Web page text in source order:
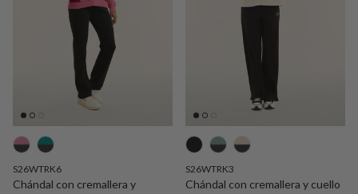
S26WTRK6
Chándal con cremallera y
S26WTRK3
Chándal con cremallera y cuello